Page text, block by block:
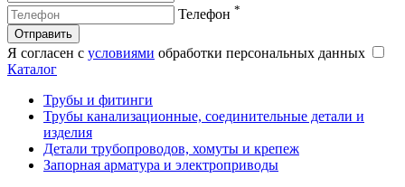
Телефон *
Отправить
Я согласен с условиями обработки персональных данных
Каталог
Трубы и фитинги
Трубы канализационные, соединительные детали и
изделия
Детали трубопроводов, хомуты и крепеж
Запорная арматура и электроприводы